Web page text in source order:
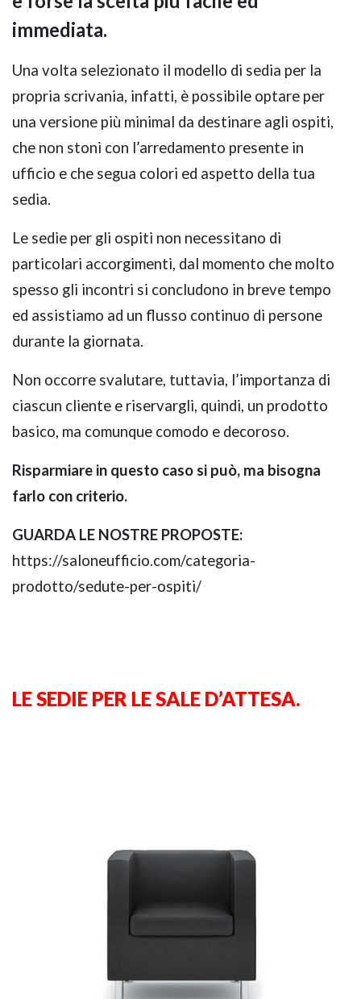
immediata.
Una volta selezionato il modello di sedia per la
propria scrivania, infatti, è possibile optare per
una versione più minimal da destinare agli ospiti,
che non stoni con l’arredamento presente in
ufficio e che segua colori ed aspetto della tua
sedia.
Le sedie per gli ospiti non necessitano di
particolari accorgimenti, dal momento che molto
spesso gli incontri si concludono in breve tempo
ed assistiamo ad un flusso continuo di persone
durante la giornata.
Non occorre svalutare, tuttavia, l’importanza di
ciascun cliente e riservargli, quindi, un prodotto
basico, ma comunque comodo e decoroso.
Risparmiare in questo caso si può, ma bisogna
farlo con criterio.
GUARDA LE NOSTRE PROPOSTE:
https://saloneufficio.com/categoria-
prodotto/sedute-per-ospiti/
LE SEDIE PER LE SALE D’ATTESA.